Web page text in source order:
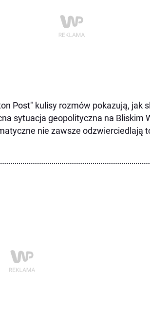
Post" kulisy rozmów pokazują, jak
sytuacja geopolityczna na Bliskim
nie zawsze odzwierciedlają